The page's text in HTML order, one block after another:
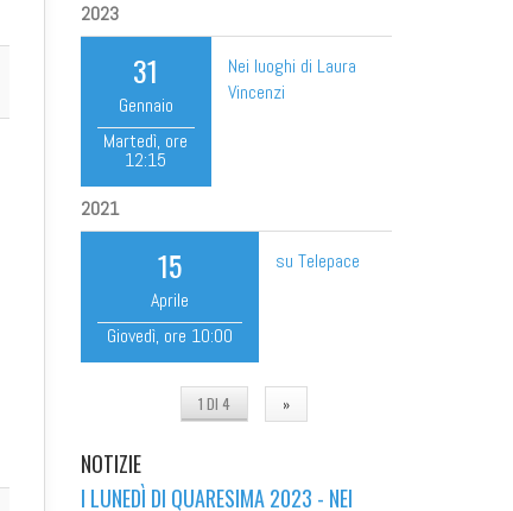
2023
31
Gennaio
Martedì, ore
12:15
Nei luoghi di Laura
Vincenzi
2021
15
Aprile
Giovedì, ore 10:00
su Telepace
1 DI 4 »
NOTIZIE
I LUNEDÌ DI QUARESIMA 2023 - NEI